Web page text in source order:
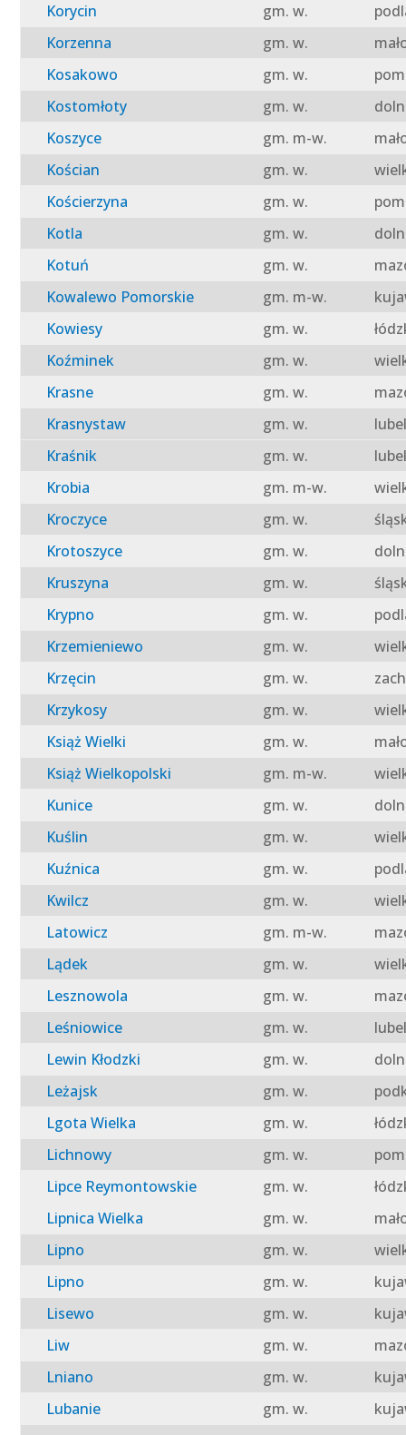
Korycin
gm. w.
Korzenna
gm. w.
Kosakowo
gm. w.
Kostomłoty
gm. w.
Koszyce
gm. m-w.
Kościan
gm. w.
Kościerzyna
gm. w.
Kotla
gm. w.
Kotuń
gm. w.
Kowalewo Pomorskie
gm. m-w.
Kowiesy
gm. w.
Koźminek
gm. w.
Krasne
gm. w.
Krasnystaw
gm. w.
Kraśnik
gm. w.
Krobia
gm. m-w.
Kroczyce
gm. w.
Krotoszyce
gm. w.
Kruszyna
gm. w.
Krypno
gm. w.
Krzemieniewo
gm. w.
Krzęcin
gm. w.
Krzykosy
gm. w.
Książ Wielki
gm. w.
Książ Wielkopolski
gm. m-w.
Kunice
gm. w.
Kuślin
gm. w.
Kuźnica
gm. w.
Kwilcz
gm. w.
Latowicz
gm. m-w.
Lądek
gm. w.
Lesznowola
gm. w.
Leśniowice
gm. w.
Lewin Kłodzki
gm. w.
Leżajsk
gm. w.
Lgota Wielka
gm. w.
Lichnowy
gm. w.
Lipce Reymontowskie
gm. w.
Lipnica Wielka
gm. w.
Lipno
gm. w.
Lipno
gm. w.
Lisewo
gm. w.
Liw
gm. w.
Lniano
gm. w.
Lubanie
gm. w.